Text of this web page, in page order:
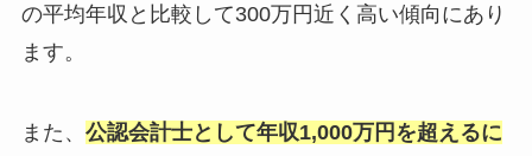
の平均年収と比較して300万円近く高い傾向にあり
ます。
また、 公認会計士として年収1,000万円を超えるに